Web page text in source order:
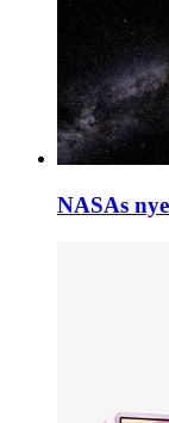
NASAs